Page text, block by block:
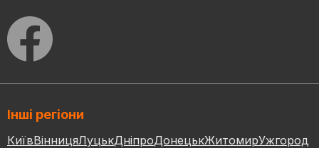
Інші регіони
КиївВінницяЛуцькДніпроДонецькЖитомирУжгород